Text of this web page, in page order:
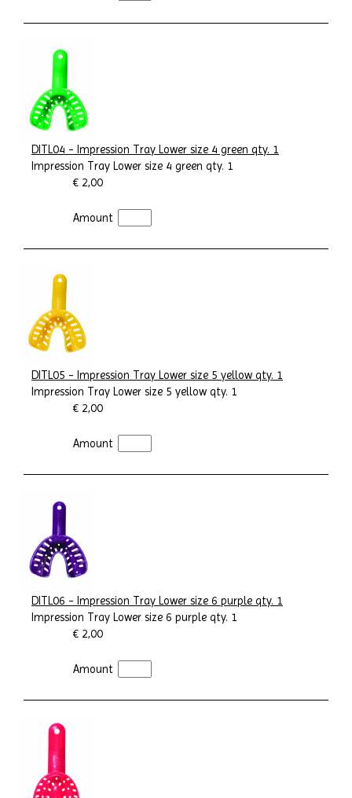
DITL04 - Impression Tray Lower size 4 green qty. 1
Impression Tray Lower size 4 green qty. 1
€ 2,00
Amount
DITL05 - Impression Tray Lower size 5 yellow qty. 1
Impression Tray Lower size 5 yellow qty. 1
€ 2,00
Amount
DITL06 - Impression Tray Lower size 6 purple qty. 1
Impression Tray Lower size 6 purple qty. 1
€ 2,00
Amount